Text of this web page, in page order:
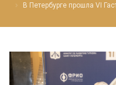
В Петербурге прошла VI